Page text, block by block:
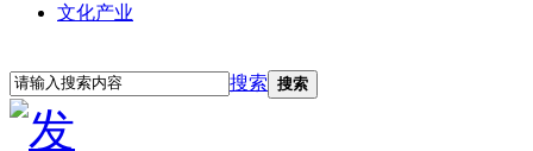
文化产业
搜索 搜索